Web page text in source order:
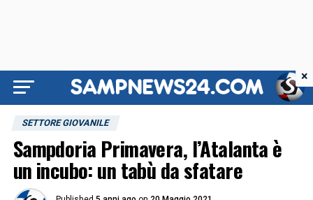
SETTORE GIOVANILE
Sampdoria Primavera, l’Atalanta è
un incubo: un tabù da sfatare
×